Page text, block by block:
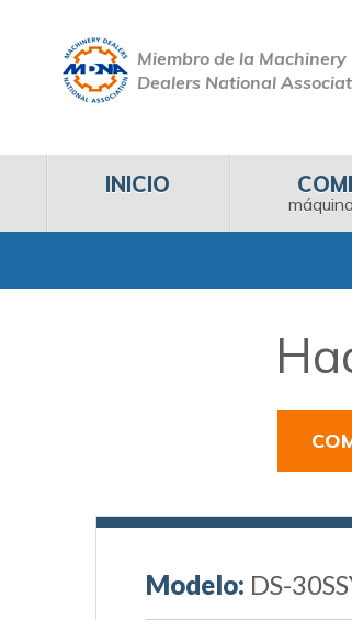
Miembro de la Machinery
Dealers National
INICIO
Modelo: DS-